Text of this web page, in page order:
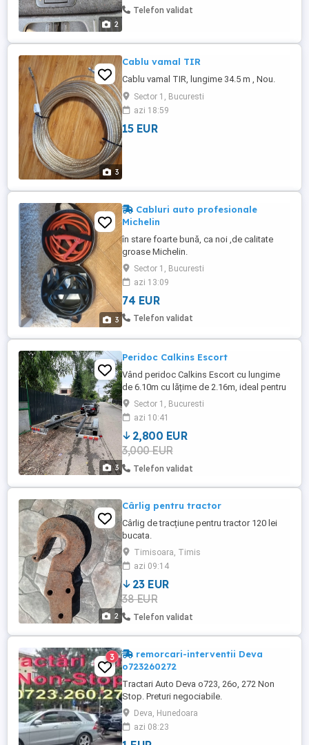
2
Telefon validat
3
Cablu vamal TIR
Cablu vamal TIR, lungime 34.5 m , Nou.
Sector 1, Bucuresti
azi 18:59
15 EUR
3
Cabluri auto profesionale
Michelin
în stare foarte bună, ca noi ,de calitate
groase Michelin.
Sector 1, Bucuresti
azi 13:09
74 EUR
Telefon validat
3
Peridoc Calkins Escort
Vând peridoc Calkins Escort cu lungime
de 6.10m cu lățime de 2.16m, ideal pentru
bărci/salupe,acte valabile asigurare,itp se
eliberează fiscalul pe loc
Sector 1, Bucuresti
azi 10:41
2,800 EUR
3,000 EUR
Telefon validat
2
Cârlig pentru tractor
Cârlig de tracțiune pentru tractor 120 lei
bucata.
Timisoara, Timis
azi 09:14
23 EUR
38 EUR
Telefon validat
3
remorcari-interventii Deva
o723260272
Tractari Auto Deva o723, 26o, 272 Non
Stop. Preturi negociabile.
Deva, Hunedoara
azi 08:23